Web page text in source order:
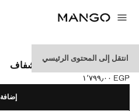
انتقل إلى المحتوى الرئيسي
نظارة شمسية بإطار شبه شفاف
السعر الحالي [EGP ١٬٧٩٩٫٠٠ ]
EGP ١٬٧٩٩٫٠٠
حدد اللون
إضافة